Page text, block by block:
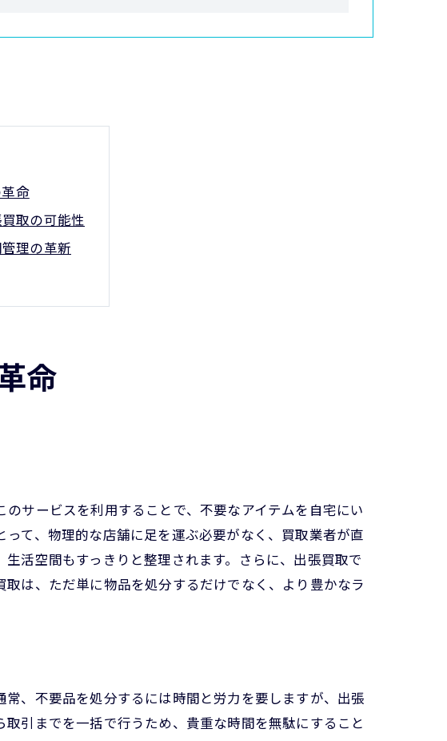
命
取の可能性
理の革新
取の仕組み
実効性
取の影響
法
用法
取
方
由
命
サービスを利用することで、不要なアイテムを自宅にい
て、物理的な店舗に足を運ぶ必要がなく、買取業者が直
活空間もすっきりと整理されます。さらに、出張買取で
は、ただ単に物品を処分するだけでなく、より豊かなラ
、不要品を処分するには時間と労力を要しますが、出張
引までを一括で行うため、貴重な時間を無駄にすること